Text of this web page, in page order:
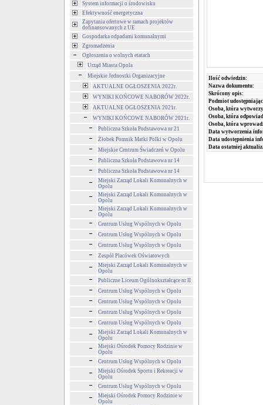
System informacji o środowisku
Efektywność energetyczna
Zapytania ofertowe w ramach projektów
dofinansowanych z UE
Gospodarka odpadami komunalnymi
Zgromadzenia
Ogłoszenia o wolnych etatach
Urząd Miasta Opola
Miejskie Jednostki Organizacyjne
AKTUALNE OGŁOSZENIA 2022r.
WYNIKI KOŃCOWE NABORÓW 2022r.
AKTUALNE OGŁOSZENIA 2021r.
WYNIKI KOŃCOWE NABORÓW 2021r.
Publiczna Szkoła Podstawowa nr 21
Żłobek Pomnik Matki Polki w Opolu
Miejskie Centrum Świadczeń w Opolu
Publiczna Szkoła Podstawowa nr 14
Publiczna Szkoła Podstawowa nr 14
Miejski Zarząd Lokali Komunalnych w
Opolu
Miejski Zarząd Lokali Komunalnych w
Opolu
Miejski Zarząd Lokali Komunalnych w
Opolu
Centrum Usług Wspólnych w Opolu
Centrum Usług Wspólnych w Opolu
Centrum Usług Wspólnych w Opolu
Zespół Placówek Oświatowych
Miejski Zarząd Lokali Komunalnych w
Opolu
Publiczne Liceum Ogólnokształcące nr II
Centrum Usług Wspólnych w Opolu
Centrum Usług Wspólnych w Opolu
Centrum Usług Wspólnych w Opolu
Centrum Usług Wspólnych w Opolu
Miejski Zarząd Lokali Komunalnych w
Opolu
Miejski Ośrodek Pomocy Rodzinie w
Opolu
Centrum Usług Wspólnych w Opolu
Miejski Ośrodek Sportu i Rekreacji w
Opolu
Centrum Usług Wspólnych w Opolu
Miejski Ośrodek Pomocy Rodzinie w
Opolu
Ilość odwiedzin:
Nazwa dokumentu:
Skrócony opis:
Podmiot
Osoba, która
Osoba, która
Osoba, która
Data wytworzenia
Data udostępnienia
Data ostatniej